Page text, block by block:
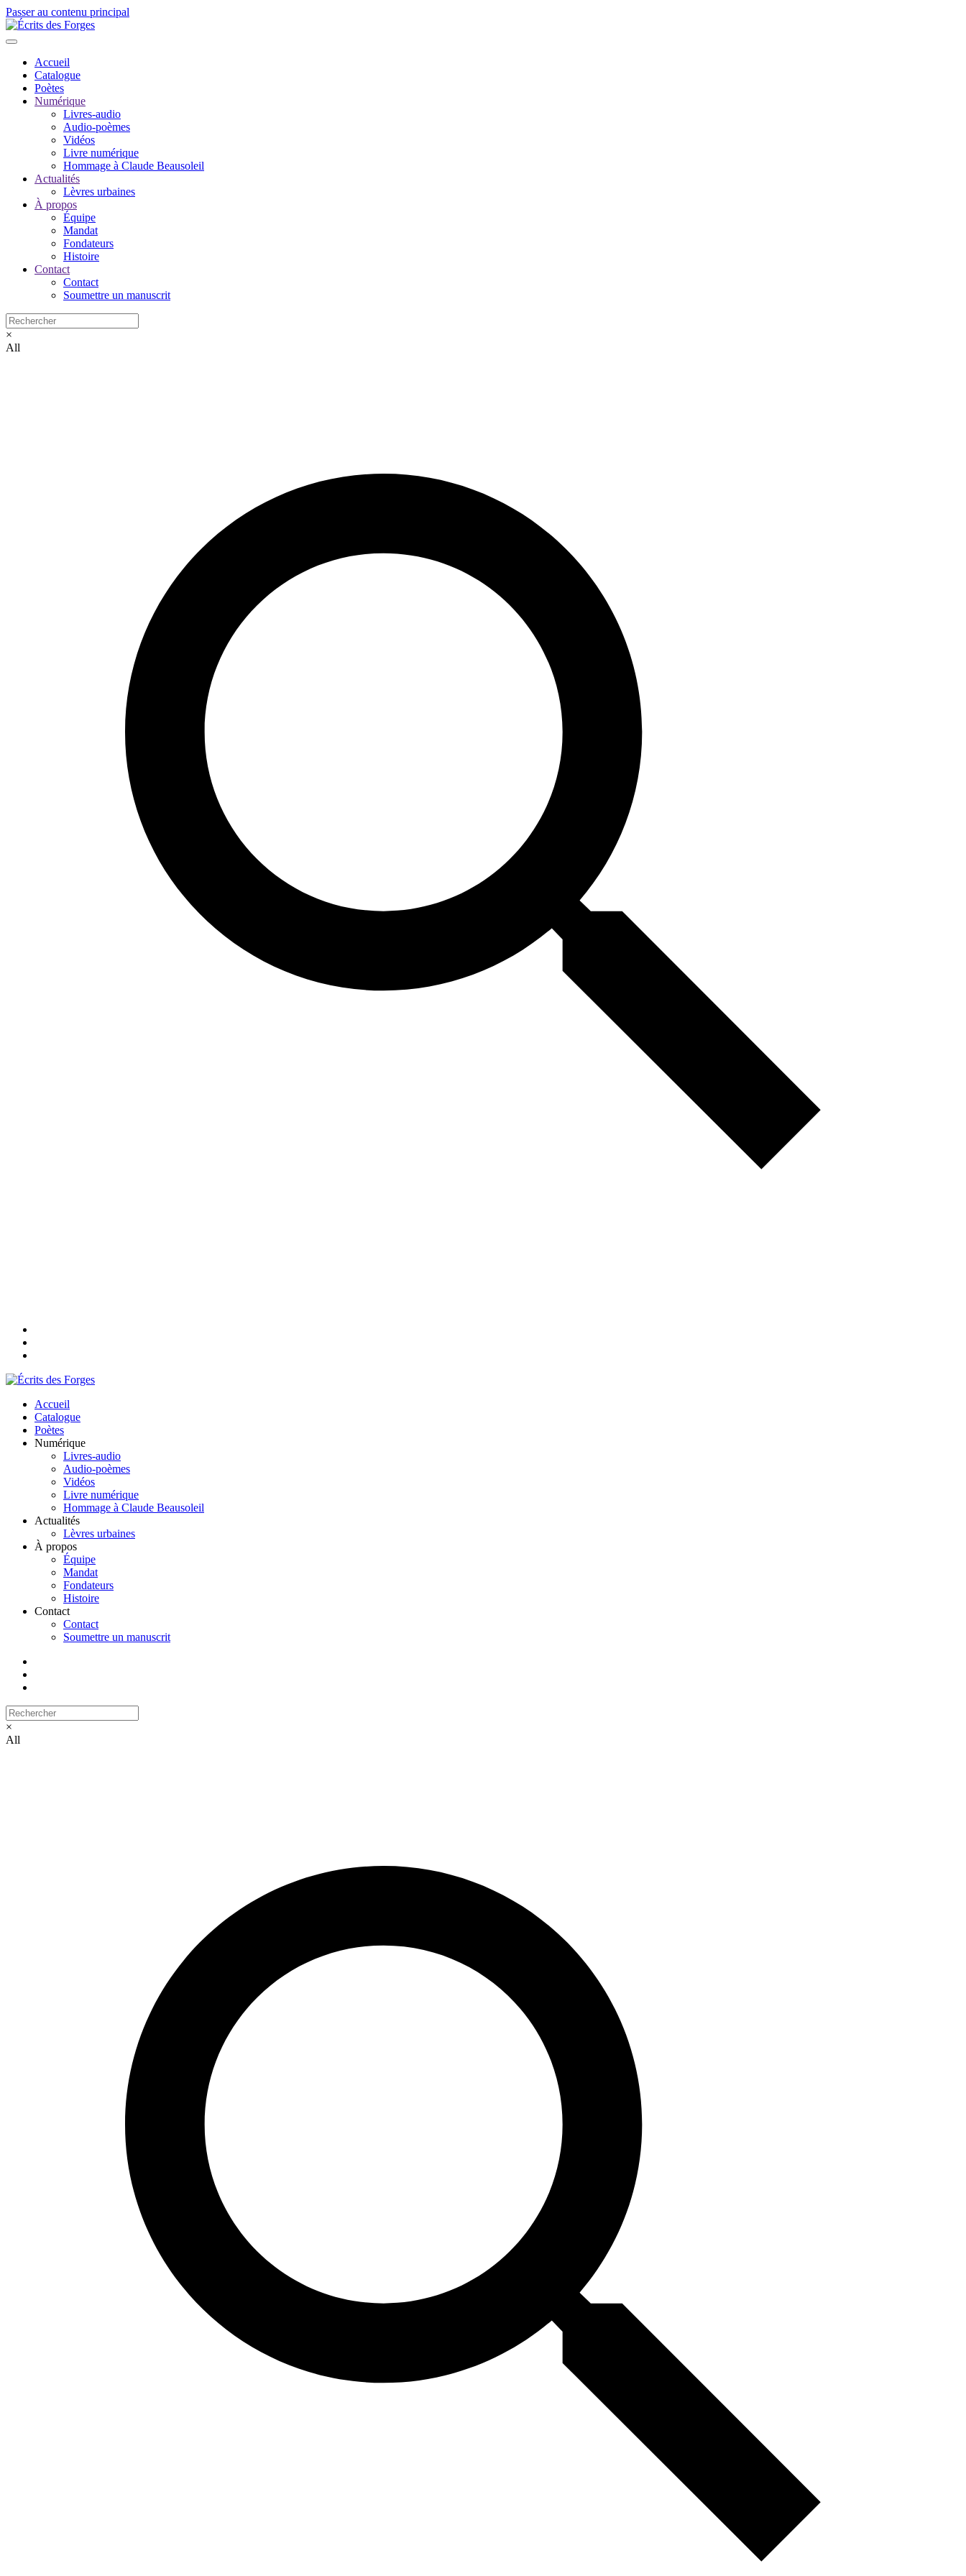
Passer au contenu principal
Accueil
Catalogue
Poètes
Numérique
Livres-audio
Audio-poèmes
Vidéos
Livre numérique
Hommage à Claude Beausoleil
Actualités
Lèvres urbaines
À propos
Équipe
Mandat
Fondateurs
Histoire
Contact
Contact
Soumettre un manuscrit
×
All
Accueil
Catalogue
Poètes
Numérique
Livres-audio
Audio-poèmes
Vidéos
Livre numérique
Hommage à Claude Beausoleil
Actualités
Lèvres urbaines
À propos
Équipe
Mandat
Fondateurs
Histoire
Contact
Contact
Soumettre un manuscrit
×
All